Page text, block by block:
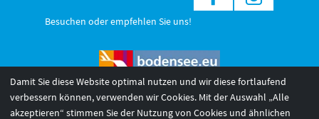
Besuchen oder empfehlen Sie uns!
Damit Sie diese Website optimal nutzen und wir diese fortlaufend
verbessern können, verwenden wir Cookies. Mit der Auswahl „Alle
akzeptieren“ stimmen Sie der Nutzung von Cookies und ähnlichen